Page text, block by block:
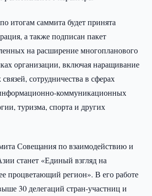
итогам саммита будет принята
а также подписан пакет
на расширение многопланового
организации, включая наращивание
сотрудничества в сферах
коммуникационных
туризма, спорта и других
Совещания по взаимодействию и
станет «Единый взгляд на
процветающий регион». В его работе
30 делегаций стран-участниц и